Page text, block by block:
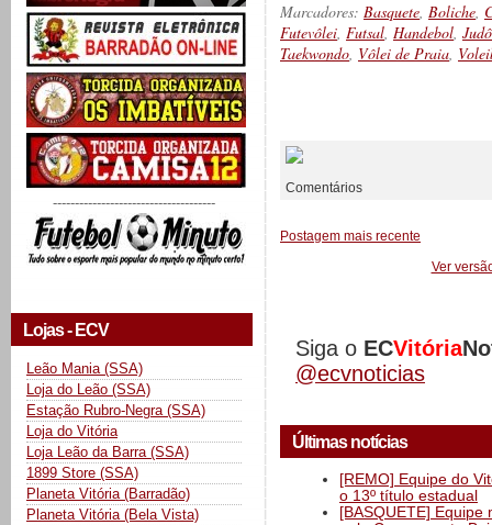
-------------------------------------
Lojas - ECV
Leão Mania (SSA)
Loja do Leão (SSA)
Estação Rubro-Negra (SSA)
Loja do Vitória
Loja Leão da Barra (SSA)
1899 Store (SSA)
Planeta Vitória (Barradão)
Planeta Vitória (Bela Vista)
Marcadores: Basquete, Boliche,
Futevôlei, Futsal, Handebol, Judô
Taekwondo, Vôlei de Praia,
Comentários
Postagem mais recente
Ver
Siga o ECVitória
@ecvnoticias
Últimas notícias
[REMO] Equipe do
o 13º título estadual
[BASQUETE]